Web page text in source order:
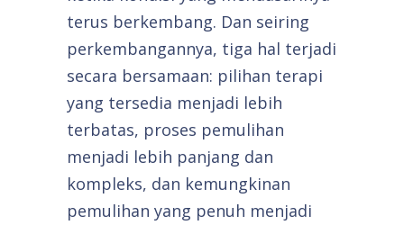
terus berkembang. Dan seiring
perkembangannya, tiga hal terjadi
secara bersamaan: pilihan terapi
yang tersedia menjadi lebih
terbatas, proses pemulihan
menjadi lebih panjang dan
kompleks, dan kemungkinan
pemulihan yang penuh menjadi